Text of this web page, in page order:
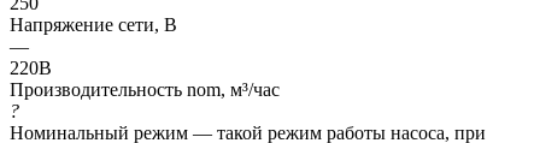
Напряжение сети, В
—
220В
Производительность nom, м³/час
?
Номинальный режим — такой режим работы насоса, при